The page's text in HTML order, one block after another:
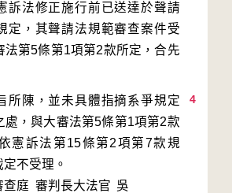
訴法修正施行前已送達於聲請
定，其聲請法規範審查案件受
法第5條第1項第2款所定，合先
4
所陳，並未具體指摘系爭規定
處，與大審法第5條第1項第2款
憲訴法第15條第2項第7款規
不受理。
查庭 審判長大法官 吳